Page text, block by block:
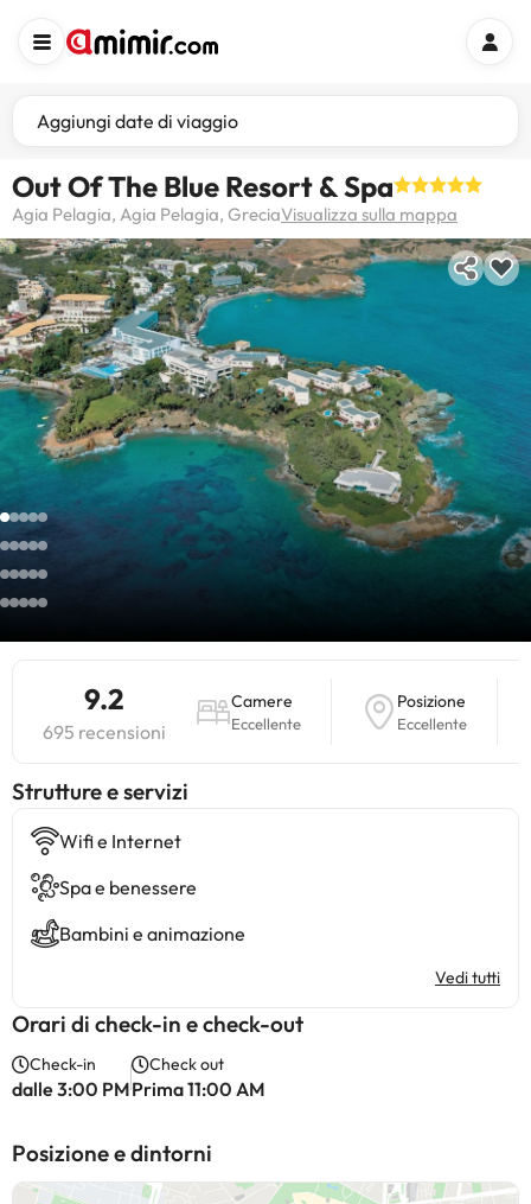
Aggiungi date di viaggio
Out Of The Blue Resort & Spa
Agia Pelagia, Agia Pelagia, GreciaVisualizza sulla mappa
9.2
695 recensioni
Camere
Eccellente
Posizione
Eccellente
​Strutture e servizi
Wifi e Internet
Spa e benessere
Bambini e animazione
Vedi tutti
Orari di check-in e check-out
Check-in
dalle 3:00 PM
Check out
Prima 11:00 AM
Posizione e dintorni